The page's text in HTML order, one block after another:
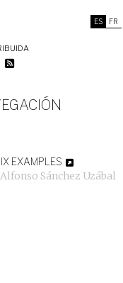
ES FR
EXAMPLES
Alfonso Sánchez Uzábal